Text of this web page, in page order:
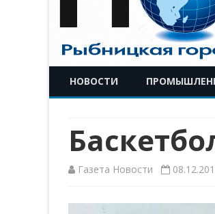
НОВОСТИ
Газета Новости